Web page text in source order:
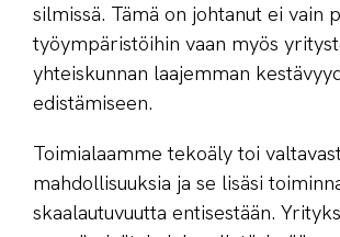
silmissä. Tämä on johtanut ei vain
työympäristöihin vaan myös
yhteiskunnan laajemman
edistämiseen.
Toimialaamme tekoäly toi
mahdollisuuksia ja se lisäsi
skaalautuvuutta entisestään.